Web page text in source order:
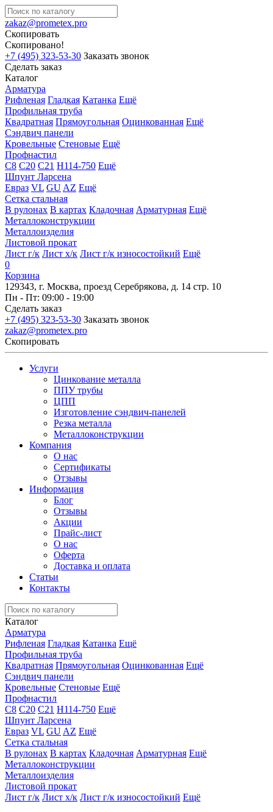
zakaz@prometex.pro
Скопировать
Скопировано!
+7 (495) 323-53-30 Заказать звонок
Сделать заказ
Каталог
Арматура
Рифленая Гладкая Катанка Ещё
Профильная труба
Квадратная Прямоугольная Оцинкованная Ещё
Сэндвич панели
Кровельные Стеновые Ещё
Профнастил
С8 С20 С21 Н114-750 Ещё
Шпунт Ларсена
Евраз VL GU AZ Ещё
Сетка стальная
В рулонах В картах Кладочная Арматурная Ещё
Металлоконструкции
Металлоизделия
Листовой прокат
Лист г/к Лист х/к Лист г/к износостойкий Ещё
0
Корзина
129343, г. Москва, проезд Серебрякова, д. 14 стр. 10
Пн - Пт: 09:00 - 19:00
Сделать заказ
+7 (495) 323-53-30 Заказать звонок
zakaz@prometex.pro
Скопировать
Услуги
Цинкование металла
ППУ трубы
ЦПП
Изготовление сэндвич-панелей
Резка металла
Металлоконструкции
Компания
О нас
Сертификаты
Отзывы
Информация
Блог
Отзывы
Акции
Прайс-лист
О нас
Оферта
Доставка и оплата
Статьи
Контакты
Каталог
Арматура
Рифленая Гладкая Катанка Ещё
Профильная труба
Квадратная Прямоугольная Оцинкованная Ещё
Сэндвич панели
Кровельные Стеновые Ещё
Профнастил
С8 С20 С21 Н114-750 Ещё
Шпунт Ларсена
Евраз VL GU AZ Ещё
Сетка стальная
В рулонах В картах Кладочная Арматурная Ещё
Металлоконструкции
Металлоизделия
Листовой прокат
Лист г/к Лист х/к Лист г/к износостойкий Ещё